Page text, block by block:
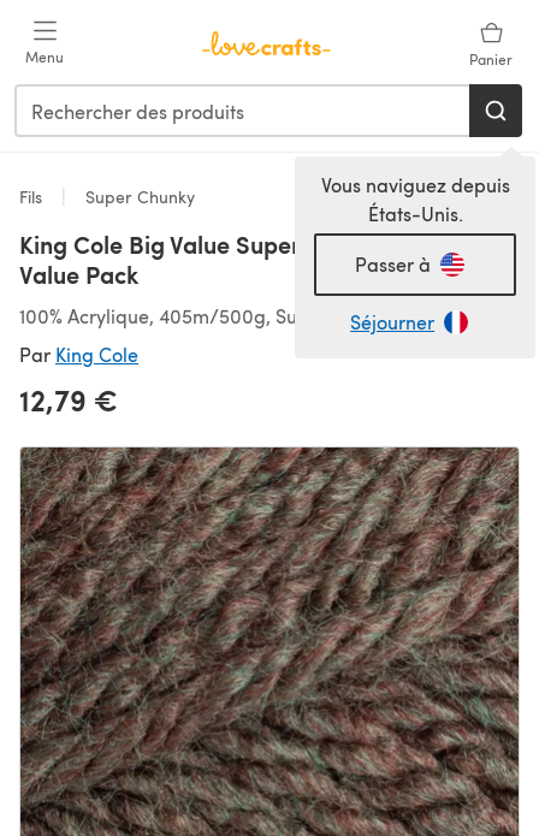
Menu Panier
Vous naviguez depuis
États-Unis.
Passer à
Séjourner
Fils Super Chunky
King Cole Big Value Super Chunky 5 Ball
Value Pack
100% Acrylique, 405m/500g, Super épais
Par King Cole
12,79 €